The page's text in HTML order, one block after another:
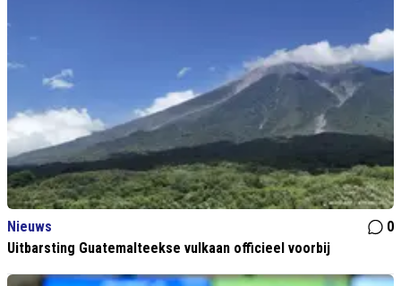
Nieuws
0
Uitbarsting Guatemalteekse vulkaan officieel voorbij